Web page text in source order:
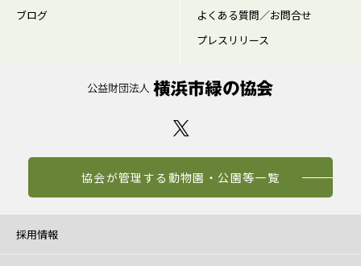
ブログ
よくある質問／お問合せ
プレスリリース
協会が管理する動物園・公園等一覧
採用情報